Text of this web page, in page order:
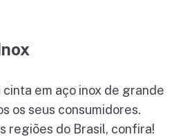
em aço inox de grande
os seus consumidores.
regiões do Brasil, confira!